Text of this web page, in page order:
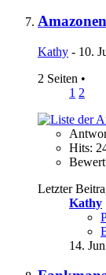
Kathy - 10.
2 Seiten •
1 2
Hits:
Letzter
Kathy
14.